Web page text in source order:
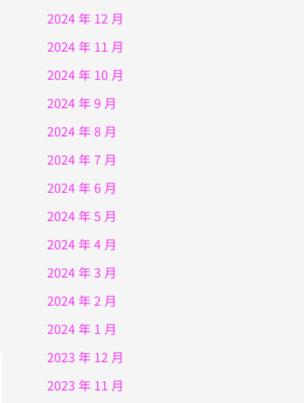
2024 年 12 月
2024 年 11 月
2024 年 10 月
2024 年 9 月
2024 年 8 月
2024 年 7 月
2024 年 6 月
2024 年 5 月
2024 年 4 月
2024 年 3 月
2024 年 2 月
2024 年 1 月
2023 年 12 月
2023 年 11 月